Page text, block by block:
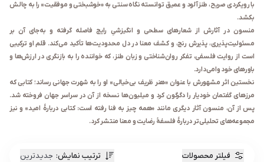
با رویکردی صریح، طنزآلود و عمیق توانسته نگاه سنتی به «خوشبختی و موفقیت» را به چالش
بکشد.
منسون در آثارش از شعارهای سطحی و انگیزشیِ رایج فاصله گرفته و به‌جای آن بر
مسئولیت‌پذیری، پذیرش رنج، و کشف معنا در دل محدودیت‌ها تأکید می‌کند. قلم او ترکیبی
است از روایت فلسفی، تفکر روان‌شناختی و زبان طنز، که خواننده را به بازنگری در ارزش‌ها و
باورهای خود وا‌می‌دارد.
نخستین اثر مشهورش با عنوان «هنر ظریف بی‌خیالی» او را به شهرت جهانی رساند؛ کتابی که
مرزهای گفتمان خودیار را دگرگون کرد و میلیون‌ها نسخه از آن در سراسر جهان فروخته شد.
پس از آن، منسون آثار دیگری مانند «همه چیز به فنا رفته است: کتابی دربارهٔ امید» و نیز
مجموعه‌های تحلیلی‌تر دربارهٔ فلسفهٔ رضایت و معنا منتشر کرد.
فیلتر محصولات ترتیب نمایش: جدیدترین